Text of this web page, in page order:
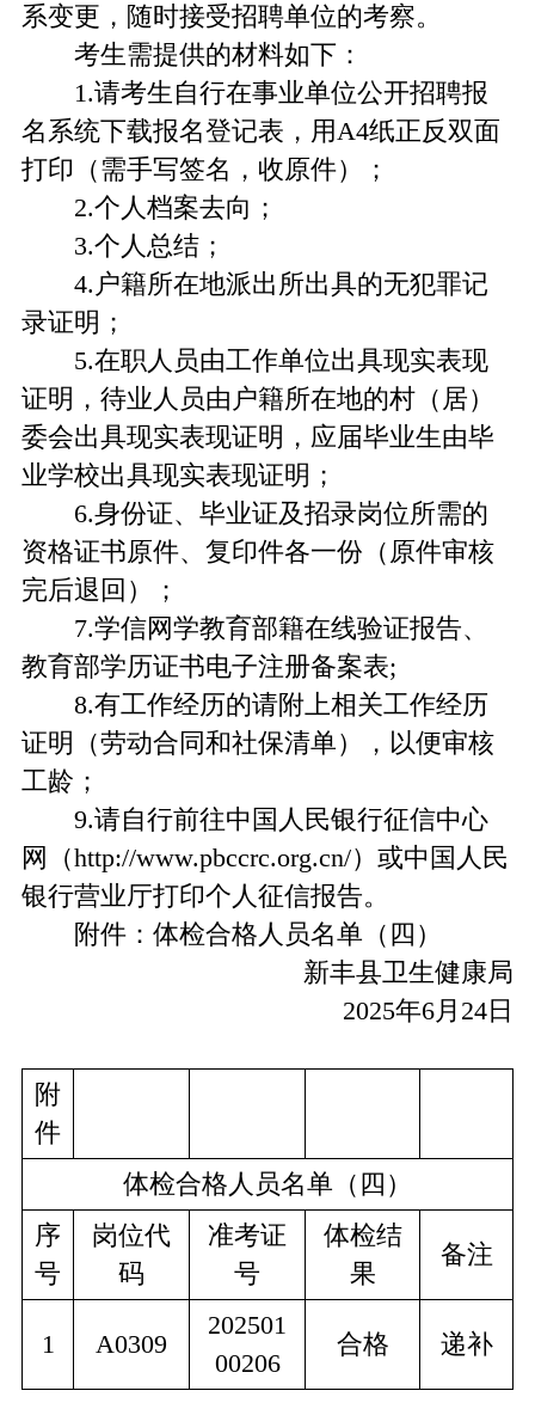
系变更，随时接受招聘单位的考察。
考生需提供的材料如下：
1.请考生自行在事业单位公开招聘报
名系统下载报名登记表，用A4纸正反双面
打印（需手写签名，收原件）；
2.个人档案去向；
3.个人总结；
4.户籍所在地派出所出具的无犯罪记
录证明；
5.在职人员由工作单位出具现实表现
证明，待业人员由户籍所在地的村（居）
委会出具现实表现证明，应届毕业生由毕
业学校出具现实表现证明；
6.身份证、毕业证及招录岗位所需的
资格证书原件、复印件各一份（原件审核
完后退回）；
7.学信网学教育部籍在线验证报告、
教育部学历证书电子注册备案表;
8.有工作经历的请附上相关工作经历
证明（劳动合同和社保清单），以便审核
工龄；
9.请自行前往中国人民银行征信中心
网（http://www.pbccrc.org.cn/）或中国人民
银行营业厅打印个人征信报告。
附件：体检合格人员名单（四）
新丰县卫生健康局
2025年6月24日
附
件
体检合格人员名单（四）
序
号
岗位代
码
准考证
号
体检结
果
备注
1 A0309
202501
00206
合格 递补